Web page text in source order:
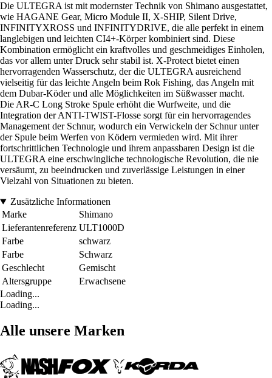
Die ULTEGRA ist mit modernster Technik von Shimano ausgestattet,
wie HAGANE Gear, Micro Module II, X-SHIP, Silent Drive,
INFINITYXROSS und INFINITYDRIVE, die alle perfekt in einem
langlebigen und leichten CI4+-Körper kombiniert sind. Diese
Kombination ermöglicht ein kraftvolles und geschmeidiges Einholen,
das vor allem unter Druck sehr stabil ist. X-Protect bietet einen
hervorragenden Wasserschutz, der die ULTEGRA ausreichend
vielseitig für das leichte Angeln beim Rok Fishing, das Angeln mit
dem Dubar-Köder und alle Möglichkeiten im Süßwasser macht.
Die AR-C Long Stroke Spule erhöht die Wurfweite, und die
Integration der ANTI-TWIST-Flosse sorgt für ein hervorragendes
Management der Schnur, wodurch ein Verwickeln der Schnur unter
der Spule beim Werfen von Ködern vermieden wird. Mit ihrer
fortschrittlichen Technologie und ihrem anpassbaren Design ist die
ULTEGRA eine erschwingliche technologische Revolution, die nie
versäumt, zu beeindrucken und zuverlässige Leistungen in einer
Vielzahl von Situationen zu bieten.
Zusätzliche Informationen
Marke
Shimano
Lieferantenreferenz ULT1000D
Farbe
schwarz
Farbe
Schwarz
Geschlecht
Gemischt
Altersgruppe
Erwachsene
Loading...
Loading...
Alle unsere Marken